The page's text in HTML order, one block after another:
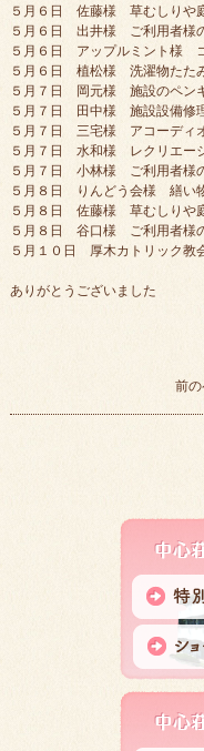
５月６日 佐藤様 草むしりや
５月６日 出井様 ご利用者様
５月６日 アップルミント様
５月６日 植松様 洗濯物たた
５月７日 岡元様 施設のペン
５月７日 田中様 施設設備修
５月７日 三宅様 アコーディ
５月７日 水和様 レクリエー
５月７日 小林様 ご利用者様
５月８日 りんどう会様 繕い
５月８日 佐藤様 草むしりや
５月８日 谷口様 ご利用者様
５月１０日 厚木カトリック教
ありがとうございました
前の